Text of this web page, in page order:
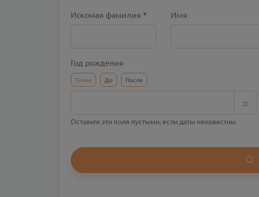
Искомая фамилия * Имя
Год рождения
Точно До После
=
Оставьте эти поля пустыми, если даты неизвестны